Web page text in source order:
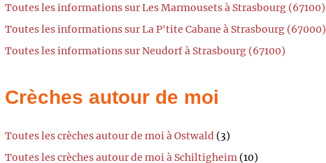
Toutes les informations sur Les Marmousets à Strasbourg (67100)
Toutes les informations sur La P'tite Cabane à Strasbourg (67000)
Toutes les informations sur Neudorf à Strasbourg (67100)
Crèches autour de moi
Toutes les crèches autour de moi à Ostwald (3)
Toutes les crèches autour de moi à Schiltigheim (10)